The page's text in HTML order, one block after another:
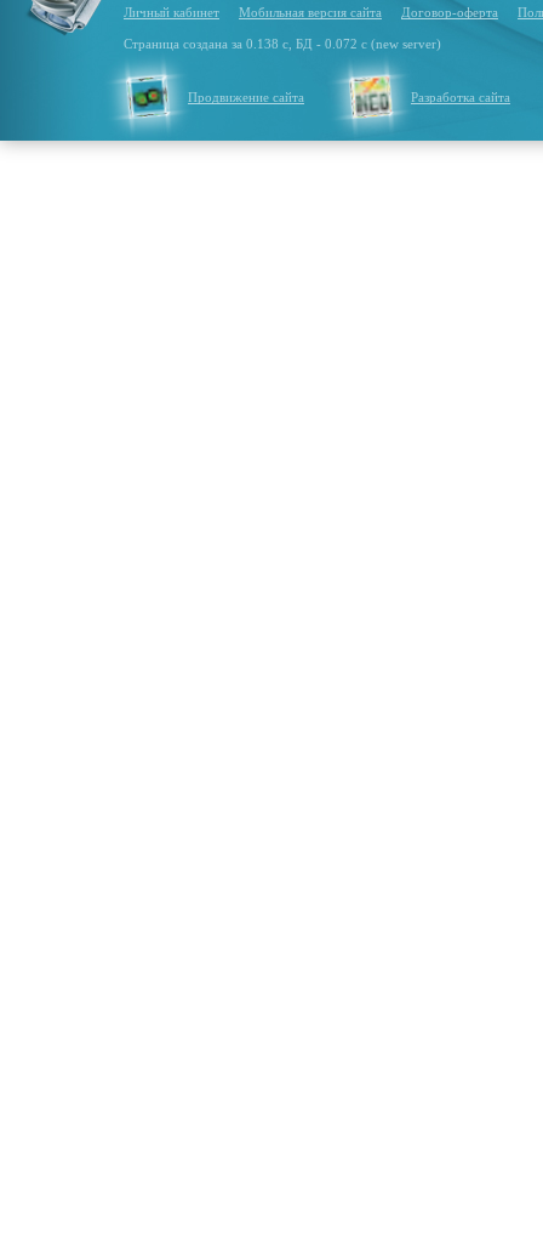
Личный кабинет Мобильная версия сайта Договор-оферта
Страница создана за 0.138 с, БД - 0.072 с (new server)
Продвижение сайта Разработка сайта